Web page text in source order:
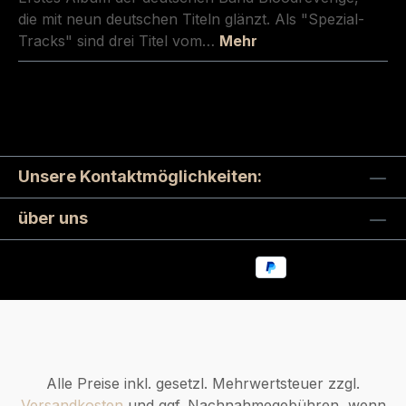
die mit neun deutschen Titeln glänzt. Als "Spezial-
Tracks" sind drei Titel vom… Mehr
Unsere Kontaktmöglichkeiten:
über uns
Alle Preise inkl. gesetzl. Mehrwertsteuer zzgl.